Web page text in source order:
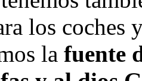
los coches
la fuente